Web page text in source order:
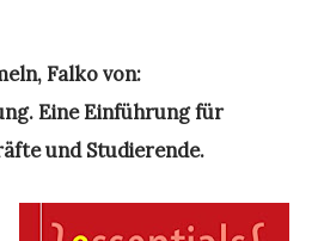
Falko von:
Eine Einführung für
und Studierende.